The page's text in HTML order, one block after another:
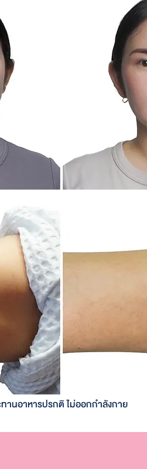
านอาหารปรกติ ไม่ออกกำลังกาย